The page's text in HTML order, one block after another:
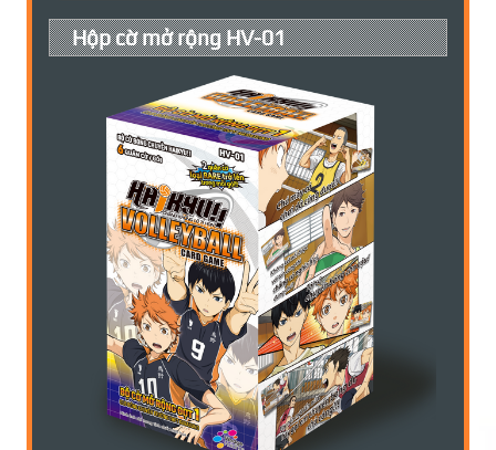
Hộp cờ mở rộng HV-01